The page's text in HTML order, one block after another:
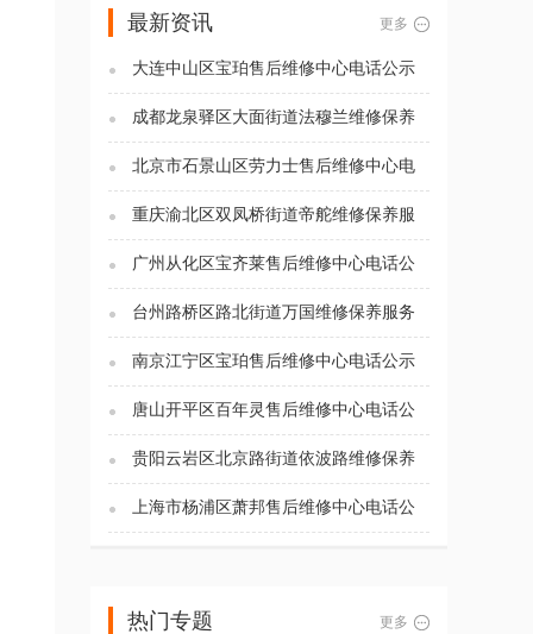
最新资讯 更多
大连中山区宝珀售后维修中心电话公示
（2026年7月最新）
成都龙泉驿区大面街道法穆兰维修保养
服务电话（2026年7月最新）
北京市石景山区劳力士售后维修中心电
话公示（2026年7月最新）
重庆渝北区双凤桥街道帝舵维修保养服
务电话（2026年7月最新）
广州从化区宝齐莱售后维修中心电话公
示（2026年7月最新）
台州路桥区路北街道万国维修保养服务
电话（2026年7月最新）
南京江宁区宝珀售后维修中心电话公示
（2026年7月最新）
唐山开平区百年灵售后维修中心电话公
示（2026年7月最新）
贵阳云岩区北京路街道依波路维修保养
服务电话（2026年7月最新）
上海市杨浦区萧邦售后维修中心电话公
示（2026年7月最新）
热门专题 更多